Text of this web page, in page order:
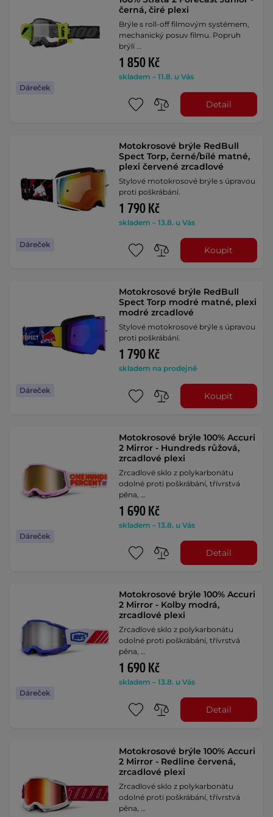
Dáreček
černá, čiré plexi
Brýle s roll-off filmovým systémem,
mechanický posuv filmu. Popruh
brýlí …
1 850 Kč
skladem – 11.8. u Vás
Detail
Dáreček
Motokrosové brýle RedBull
Spect Torp, černé/bílé matné,
plexi červené zrcadlové
Stylové motokrosové brýle s úpravou
proti poškrábání.
1 790 Kč
skladem – 13.8. u Vás
Koupit
Dáreček
Motokrosové brýle RedBull
Spect Torp modré matné, plexi
modré zrcadlové
Stylové motokrosové brýle s úpravou
proti poškrábání.
1 790 Kč
skladem na prodejně
Koupit
Dáreček
Motokrosové brýle 100% Accuri
2 Mirror - Hundreds růžová,
zrcadlové plexi
Zrcadlové sklo z polykarbonátu
odolné proti poškrábání, třívrstvá
pěna, …
1 690 Kč
skladem – 13.8. u Vás
Detail
Dáreček
Motokrosové brýle 100% Accuri
2 Mirror - Kolby modrá,
zrcadlové plexi
Zrcadlové sklo z polykarbonátu
odolné proti poškrábání, třívrstvá
pěna, …
1 690 Kč
skladem – 13.8. u Vás
Detail
Motokrosové brýle 100% Accuri
2 Mirror - Redline červená,
zrcadlové plexi
Zrcadlové sklo z polykarbonátu
odolné proti poškrábání, třívrstvá
pěna, …